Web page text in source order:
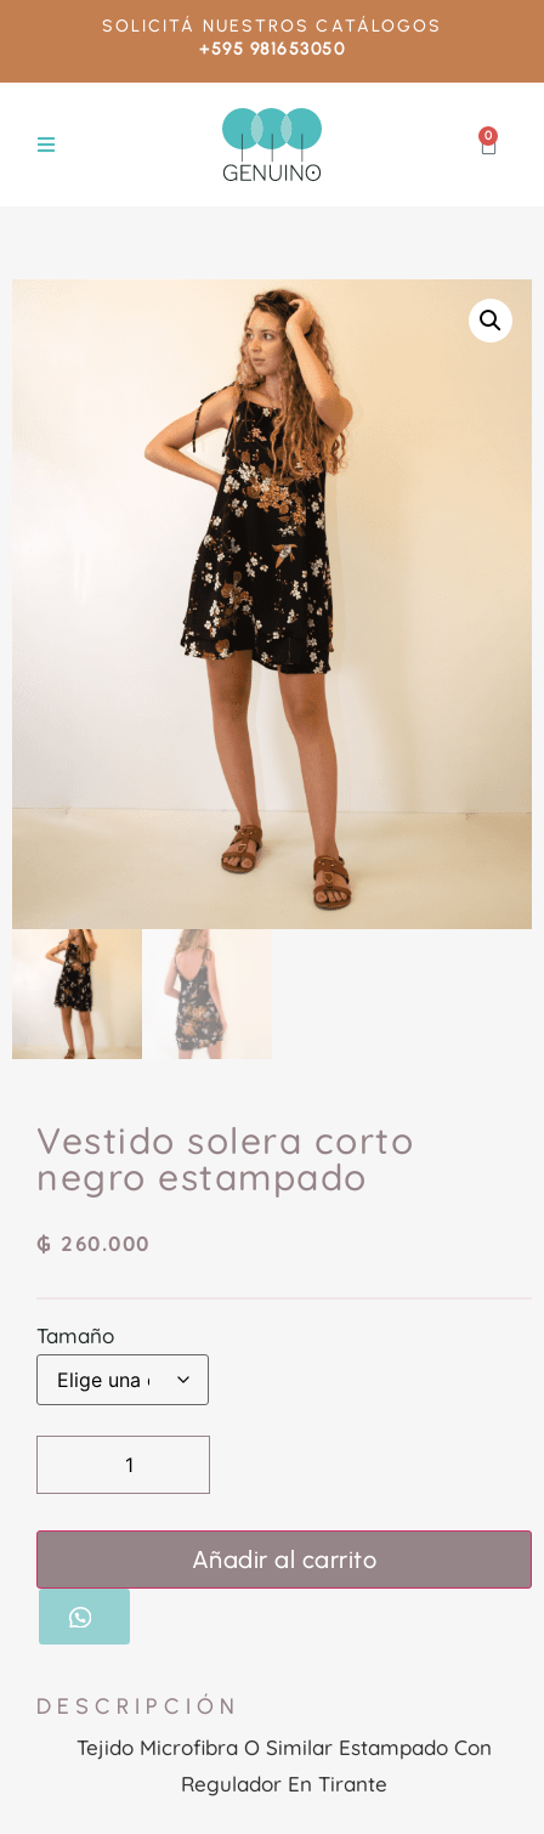
SOLICITÁ NUESTROS CATÁLOGOS
+595 981653050
0
Vestido solera corto
negro estampado
₲ 260.000
Tamaño
Añadir al carrito
DESCRIPCIÓN
Tejido Microfibra O Similar Estampado Con
Regulador En Tirante